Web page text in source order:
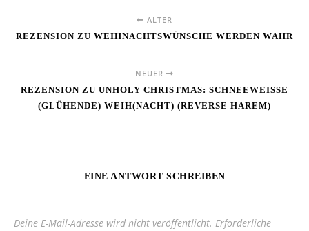
ÄLTER
REZENSION ZU WEIHNACHTSWÜNSCHE WERDEN WAHR
NEUER
REZENSION ZU UNHOLY CHRISTMAS: SCHNEEWEISSE (
GLÜHENDE) WEIH(NACHT) (REVERSE HAREM)
EINE ANTWORT SCHREIBEN
Deine E-Mail-Adresse wird nicht veröffentlicht. Erforderliche